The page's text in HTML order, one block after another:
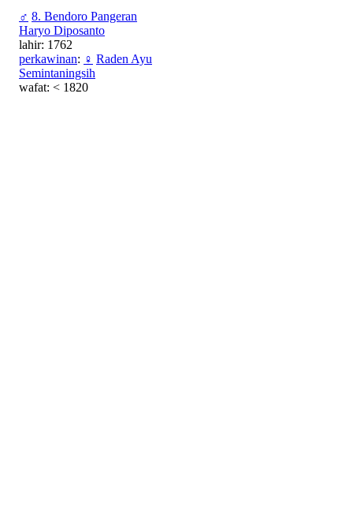
♂ 8. Bendoro Pangeran
Haryo Diposanto
lahir: 1762
perkawinan: ♀ Raden Ayu
Semintaningsih
wafat: < 1820